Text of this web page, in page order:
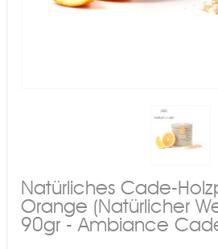
Natürliches Cade-
Orange (Natürlicher
90gr - Ambiance